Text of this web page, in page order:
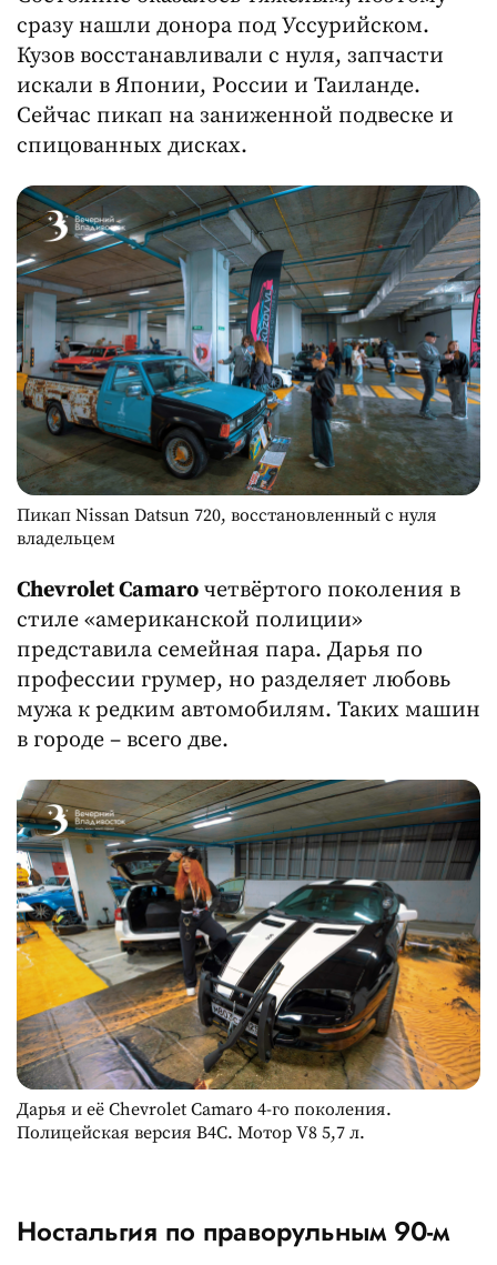
сразу нашли донора под Уссурийском.
Кузов восстанавливали с нуля, запчасти
искали в Японии, России и Таиланде.
Сейчас пикап на заниженной подвеске и
спицованных дисках.
Пикап Nissan Datsun 720, восстановленный с нуля
владельцем
Chevrolet Camaro четвёртого поколения в
стиле «американской полиции»
представила семейная пара. Дарья по
профессии грумер, но разделяет любовь
мужа к редким автомобилям. Таких машин
в городе – всего две.
Дарья и её Chevrolet Camaro 4-го поколения.
Полицейская версия B4C. Мотор V8 5,7 л.
Ностальгия по праворульным 90-м